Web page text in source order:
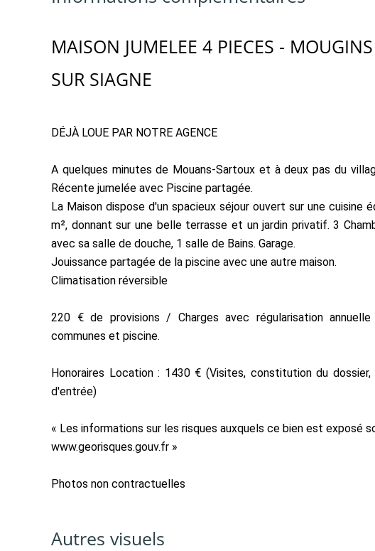
MAISON JUMELEE 4 PIECES -
SUR SIAGNE
DÉJÀ LOUE PAR NOTRE AGENCE
A quelques minutes de Mouans-Sartoux et à deux pas du
Récente jumelée avec Piscine partagée.
La Maison dispose d'un spacieux séjour ouvert sur une cuisine
m², donnant sur une belle terrasse et un jardin privatif. 3
avec sa salle de douche, 1 salle de Bains. Garage.
Jouissance partagée de la piscine avec une autre maison.
Climatisation réversible
220 € de provisions / Charges avec régularisation
communes et piscine.
Honoraires Location : 1430 € (Visites, constitution du
d'entrée)
« Les informations sur les risques auxquels ce bien est exposé
www.georisques.gouv.fr »
Photos non contractuelles
Autres visuels